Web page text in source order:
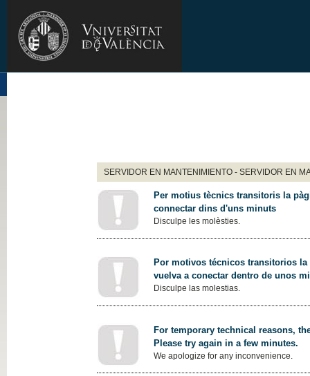
SERVIDOR EN MANTENIMIENTO - SERVIDOR EN
Per motius tècnics transitoris la
connectar dins d'uns minuts
Disculpe les molèsties.
Por motivos técnicos transitorios
vuelva a conectar dentro de unos
Disculpe las molestias.
For temporary technical reasons,
Please try again in a few minutes.
We apologize for any inconvenience.